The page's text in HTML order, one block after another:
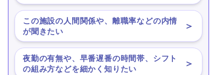
この施設の人間関係や、離職率などの内情
が聞きたい
＞
夜勤の有無や、早番遅番の時間帯、シフト
の組み方などを細かく知りたい
＞